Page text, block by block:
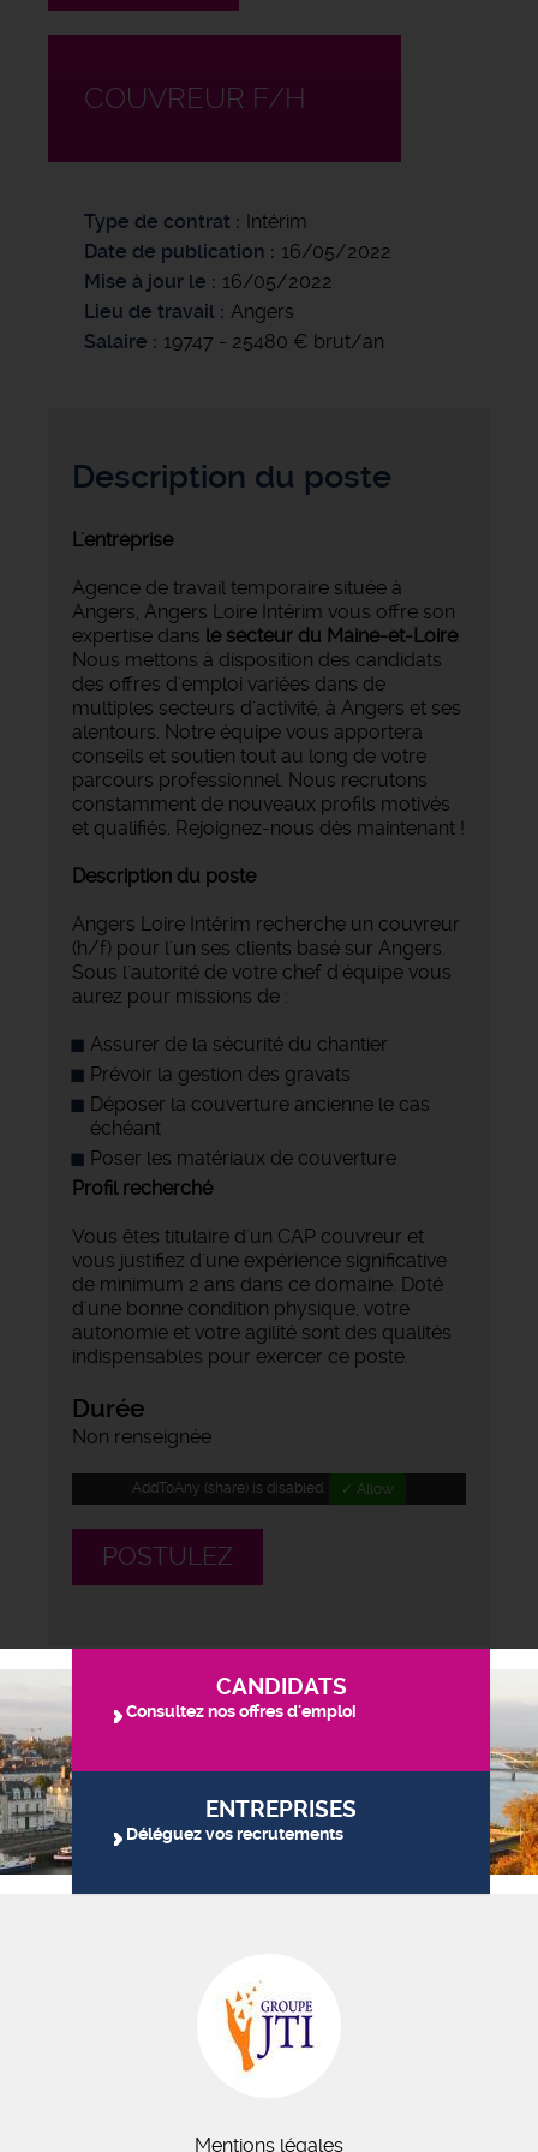
COUVREUR F/H
Type de contrat
Intérim
Date de publication
16/05/2022
Mise à jour le
16/05/2022
Lieu de travail
Angers
Salaire
19747 - 25480 € brut/an
Description du poste
L'entreprise
Agence de travail temporaire située à
Angers, Angers Loire Intérim vous offre son
expertise dans le secteur du Maine-et-Loire.
Nous mettons à disposition des candidats
des offres d'emploi variées dans de
multiples secteurs d'activité, à Angers et ses
alentours. Notre équipe vous apportera
conseils et soutien tout au long de votre
parcours professionnel. Nous recrutons
constamment de nouveaux profils motivés
et qualifiés. Rejoignez-nous dès maintenant !
Description du poste
Angers Loire Intérim recherche un couvreur
(h/f) pour l'un ses clients basé sur Angers.
Sous l'autorité de votre chef d'équipe vous
aurez pour missions de :
Assurer de la sécurité du chantier
Prévoir la gestion des gravats
Déposer la couverture ancienne le cas
échéant
Poser les matériaux de couverture
Profil recherché
Vous êtes titulaire d'un CAP couvreur et
vous justifiez d'une expérience significative
de minimum 2 ans dans ce domaine. Doté
d'une bonne condition physique, votre
autonomie et votre agilité sont des qualités
indispensables pour exercer ce poste.
Durée
Non renseignée
AddToAny (share) is disabled. ✓ Allow
POSTULEZ
CANDIDATS
Consultez nos offres d'emploi
ENTREPRISES
Déléguez vos recrutements
Mentions légales